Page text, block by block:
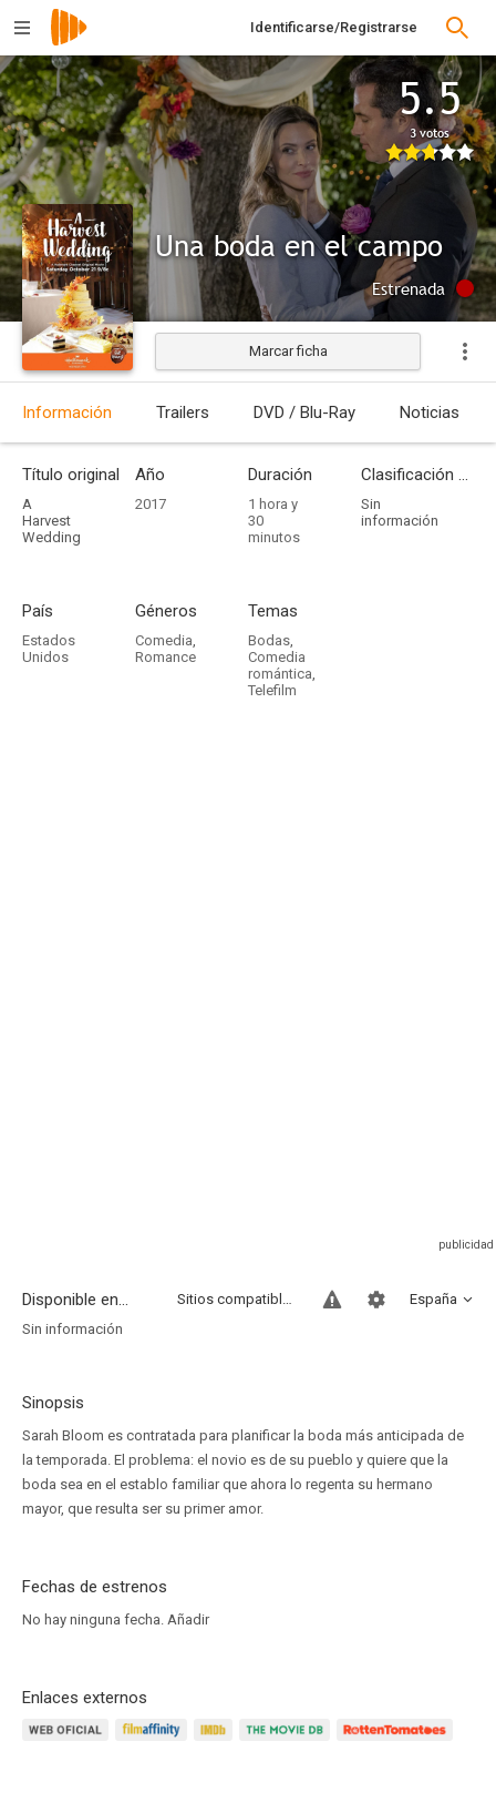
Identificarse/Registrarse
5.5
3 votos
Una boda en el campo
Estrenada
Marcar ficha
Información Trailers DVD / Blu-Ray Noticias
Título original
A
Harvest
Wedding
Año
2017
Duración
1 hora y
30
minutos
Clasificación por edades
Sin
información
País
Estados
Unidos
Géneros
Comedia,
Romance
Temas
Bodas,
Comedia
romántica,
Telefilm
Disponible en... España
Sitios compatibles
Sin información
Sinopsis
Sarah Bloom es contratada para planificar la boda más anticipada de
la temporada. El problema: el novio es de su pueblo y quiere que la
boda sea en el establo familiar que ahora lo regenta su hermano
mayor, que resulta ser su primer amor.
Fechas de estrenos
No hay ninguna fecha. Añadir
Enlaces externos